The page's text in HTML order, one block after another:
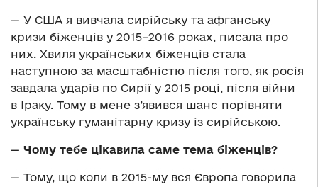
— У США я вивчала сирійську та афганську
кризи біженців у 2015–2016 роках, писала про
них. Хвиля українських біженців стала
наступною за масштабністю після того, як росія
завдала ударів по Сирії у 2015 році, після війни
в Іраку. Тому в мене з’явився шанс порівняти
українську гуманітарну кризу із сирійською.
— Чому тебе цікавила саме тема біженців?
— Тому, що коли в 2015-му вся Європа говорила